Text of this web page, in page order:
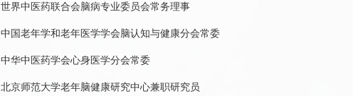
世界中医药联合会脑病专业委员会常务理事
中国老年学和老年医学学会脑认知与健康分会常委
中华中医药学会心身医学分会常委
北京师范大学老年脑健康研究中心兼职研究员